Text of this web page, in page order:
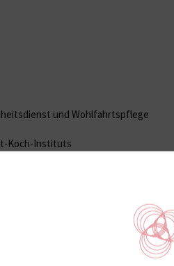
und Wohlfahrtspflege
Koch-Instituts
der Krankenhaushygiene und soll